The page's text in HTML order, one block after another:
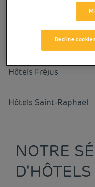
ou d'agrément au sein
Nos
Hôtels Fréjus
Hôtels Saint-Raphaël
NOTRE
D'HÔTELS
Decline cookies